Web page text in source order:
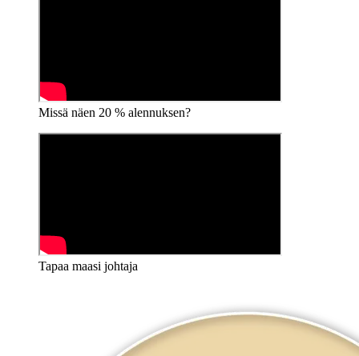
Missä näen 20 % alennuksen?
Tapaa maasi johtaja